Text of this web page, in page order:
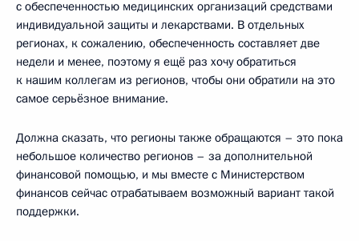
с обеспеченностью медицинских организаций средствами
индивидуальной защиты и лекарствами. В отдельных
регионах, к сожалению, обеспеченность составляет две
недели и менее, поэтому я ещё раз хочу обратиться
к нашим коллегам из регионов, чтобы они обратили на это
самое серьёзное внимание.
Должна сказать, что регионы также обращаются – это пока
небольшое количество регионов – за дополнительной
финансовой помощью, и мы вместе с Министерством
финансов сейчас отрабатываем возможный вариант такой
поддержки.